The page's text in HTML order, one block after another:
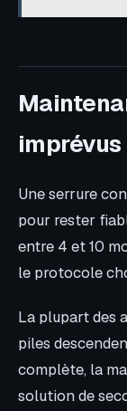
imprévus
Une serrure
pour rester
entre 4 et 10
le protocole
La plupart des
piles
complète, la
solution de